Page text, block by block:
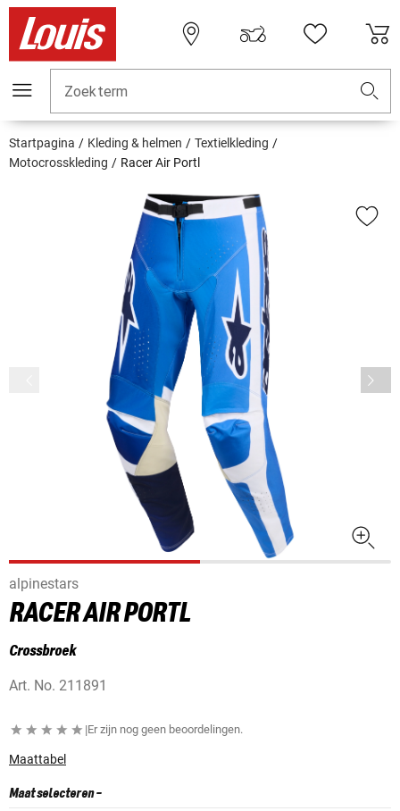
Zoekterm
Startpagina Kleding & helmen
Textielkleding
Motocrosskleding
Racer Air Portl
alpinestars
RACER AIR PORTL
Crossbroek
Art. No. 211891
|Er zijn nog geen beoordelingen.
Maattabel
Maat selecteren-